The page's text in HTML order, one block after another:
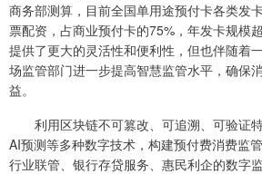
商务部测算，目前全国单用途预付卡各类发
票配资，占商业预付卡的75%，年发卡规模
提供了更大的灵活性和便利性，但也伴随着
场监管部门进一步提高智慧监管水平，确保
益。
利用区块链不可篡改、可追溯、可验证特
AI预测等多种数字技术，构建预付费消费监
行业联管、银行存贷服务、惠民利企的数字